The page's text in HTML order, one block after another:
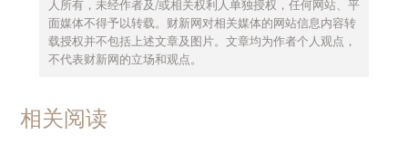
人所有，未经作者及/或相关权利人单独授权，任何网站、平
面媒体不得予以转载。财新网对相关媒体的网站信息内容转
载授权并不包括上述文章及图片。文章均为作者个人观点，
不代表财新网的立场和观点。
相关阅读